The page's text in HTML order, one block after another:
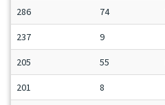
286 74
237 9
205 55
201 8